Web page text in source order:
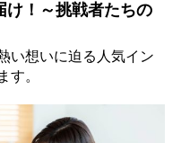
け！～挑戦者たちの
い想いに迫る人気イン
す。